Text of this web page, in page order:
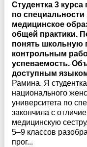
Студентка 3 курса
по
медицинское
общей практики.
понять школьную
контрольным
успеваемость.
доступным
Рамина. Я
национального
университета по
закончила с
медицинскую
5–9 классов
прог...